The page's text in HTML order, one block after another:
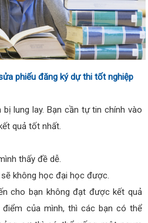
phiếu đăng ký dự thi tốt nghiệp
lung lay. Bạn cần tự tin chính vào
quả tốt nhất.
thấy đề dễ.
không học đại học được.
cho bạn không đạt được kết quả
của mình, thì các bạn có thể